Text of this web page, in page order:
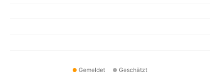
Gemeldet Geschätzt